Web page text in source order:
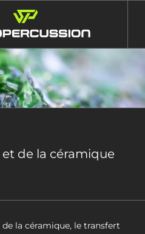
de la céramique
la céramique, le transfert